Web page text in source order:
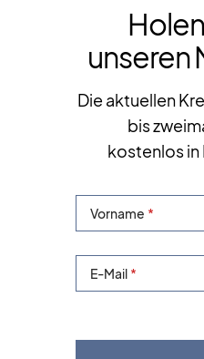
unseren
Die aktuellen
bis
kostenlos in
Vorname
E-Mail